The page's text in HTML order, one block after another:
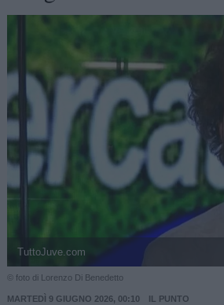
TuttoJuve.com
© foto di Lorenzo Di Benedetto
MARTEDÌ 9 GIUGNO 2026, 00:10
IL PUNTO